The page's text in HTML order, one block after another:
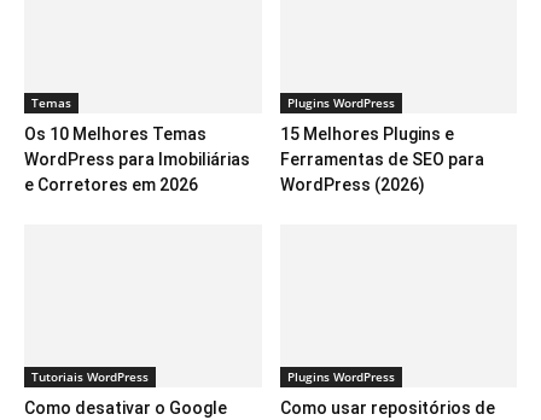
Temas
Os 10 Melhores Temas
WordPress para Imobiliárias
e Corretores em 2026
Plugins WordPress
15 Melhores Plugins e
Ferramentas de SEO para
WordPress (2026)
Tutoriais WordPress
Como desativar o Google
Plugins WordPress
Como usar repositórios de